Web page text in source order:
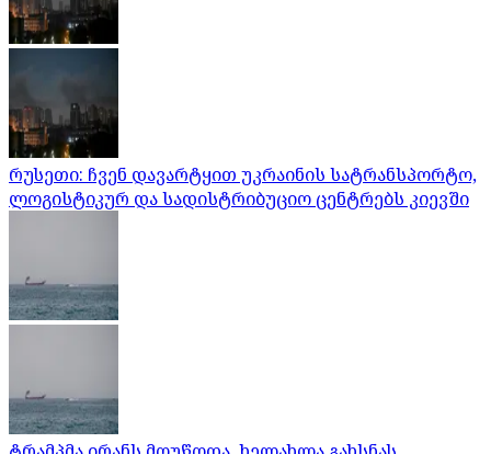
რუსეთი: ჩვენ დავარტყით უკრაინის სატრანსპორტო,
ლოგისტიკურ და სადისტრიბუციო ცენტრებს კიევში